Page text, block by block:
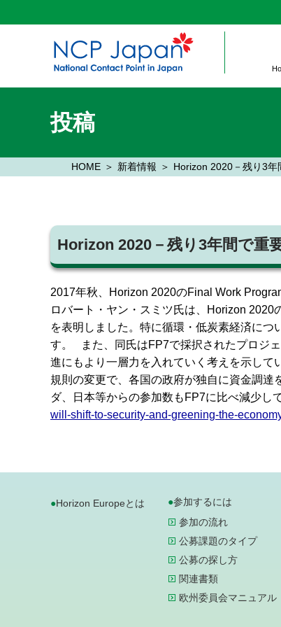
投稿
HOME 新着情報 Horizon 2020－残り3年
Horizon 2020－残り3年間で重
2017年秋、Horizon 2020のFinal Work
ロバート・ヤン・スミツ氏は、Horizon
を表明しました。特に循環・低炭素経済に
す。 また、同氏はFP7で採択されたプロジ
進にもより一層力を入れていく考えを示し
規則の変更で、各国の政府が独自に資金調
ダ、日本等からの参加数もFP7に比べ減少
will-shift-to-security-and-greening-the-
Horizon Europeとは
参加するには
参加の流れ
公募課題のタイプ
公募の探し方
関連書類
欧州委員会マニュアル